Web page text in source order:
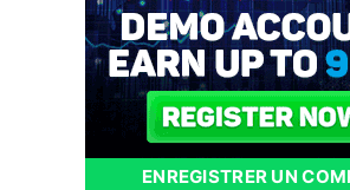
ENREGISTRER UN